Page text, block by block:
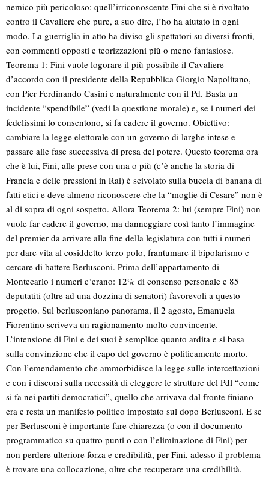
nemico più pericoloso: quell’irriconoscente Fini che si è rivoltato
contro il Cavaliere che pure, a suo dire, l’ho ha aiutato in ogni
modo. La guerriglia in atto ha diviso gli spettatori su diversi fronti,
con commenti opposti e teorizzazioni più o meno fantasiose.
Teorema 1: Fini vuole logorare il più possibile il Cavaliere
d’accordo con il presidente della Repubblica Giorgio Napolitano,
con Pier Ferdinando Casini e naturalmente con il Pd. Basta un
incidente “spendibile” (vedi la questione morale) e, se i numeri dei
fedelissimi lo consentono, si fa cadere il governo. Obiettivo:
cambiare la legge elettorale con un governo di larghe intese e
passare alle fase successiva di presa del potere. Questo teorema ora
che è lui, Fini, alle prese con una o più (c’è anche la storia di
Francia e delle pressioni in Rai) è scivolato sulla buccia di banana di
fatti etici e deve almeno riconoscere che la “moglie di Cesare” non è
al di sopra di ogni sospetto. Allora Teorema 2: lui (sempre Fini) non
vuole far cadere il governo, ma danneggiare così tanto l’immagine
del premier da arrivare alla fine della legislatura con tutti i numeri
per dare vita al cosiddetto terzo polo, frantumare il bipolarismo e
cercare di battere Berlusconi. Prima dell’appartamento di
Montecarlo i numeri c‘erano: 12% di consenso personale e 85
deputatiti (oltre ad una dozzina di senatori) favorevoli a questo
progetto. Sul berlusconiano panorama, il 2 agosto, Emanuela
Fiorentino scriveva un ragionamento molto convincente.
L’intensione di Fini e dei suoi è semplice quanto ardita e si basa
sulla convinzione che il capo del governo è politicamente morto.
Con l’emendamento che ammorbidisce la legge sulle intercettazioni
e con i discorsi sulla necessità di eleggere le strutture del Pdl “come
si fa nei partiti democratici”, quello che arrivava dal fronte finiano
era e resta un manifesto politico impostato sul dopo Berlusconi. E se
per Berlusconi è importante fare chiarezza (o con il documento
programmatico su quattro punti o con l’eliminazione di Fini) per
non perdere ulteriore forza e credibilità, per Fini, adesso il problema
è trovare una collocazione, oltre che recuperare una credibilità.